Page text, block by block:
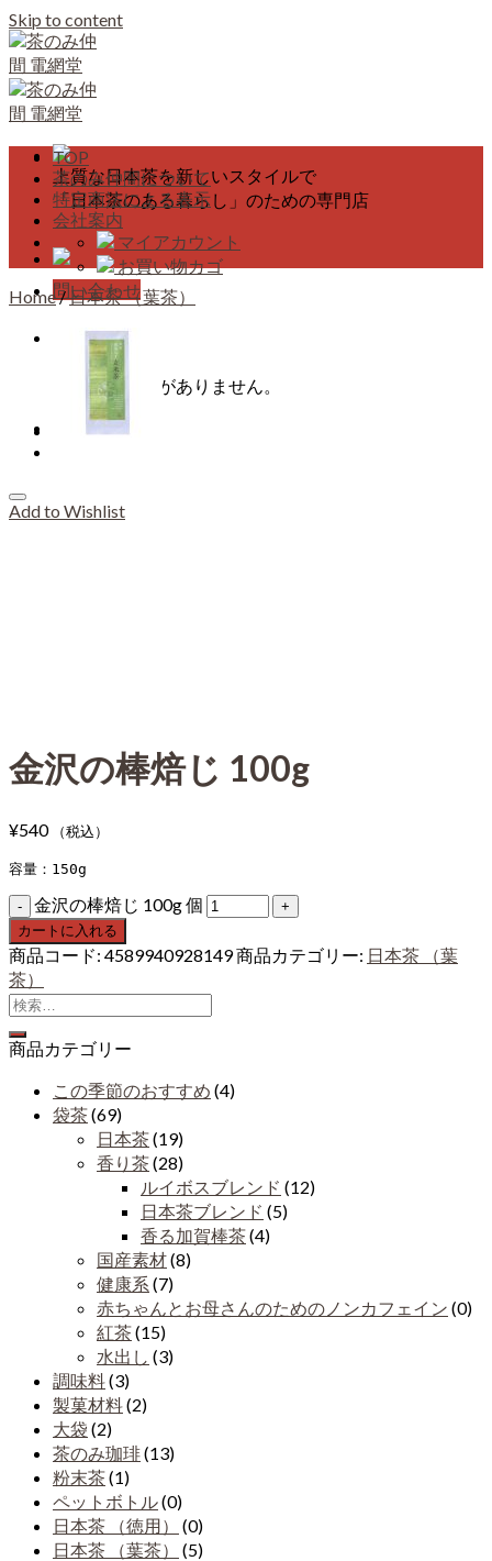
Skip to content
上質な日本茶を新しいスタイルで
「日本茶のある暮らし」のための専門店
マイアカウント
お買い物カゴ
問い合わせ
カート
カートに商品がありません。
TOP
茶のみ仲間について
特定商法による表示
会社案内
Home/日本茶 （葉茶）
Add to Wishlist
金沢の棒焙じ 100g
¥540 （税込）
容量：150g
金沢の棒焙じ 100g 個
カートに入れる
商品コード: 4589940928149商品カテゴリー: 日本茶 （葉
茶）
商品カテゴリー
この季節のおすすめ (4)
袋茶(69)
日本茶(19)
香り茶(28)
ルイボスブレンド (12)
日本茶ブレンド (5)
香る加賀棒茶(4)
国産素材(8)
健康系 (7)
赤ちゃんとお母さんのためのノンカフェイン (0)
紅茶(15)
水出し (3)
調味料(3)
製菓材料(2)
大袋 (2)
茶のみ珈琲(13)
粉末茶(1)
ペットボトル(0)
日本茶 （徳用）
(0)
日本茶 （葉茶）
(5)